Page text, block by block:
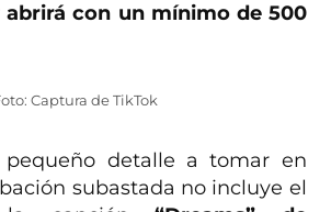
abrirá con un mínimo de 500
Captura de TikTok
detalle a tomar en
subastada no incluye el